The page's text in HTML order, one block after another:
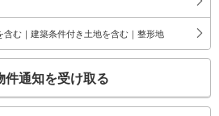
含む｜建築条件付き土地を含む｜整形地
件通知を受け取る